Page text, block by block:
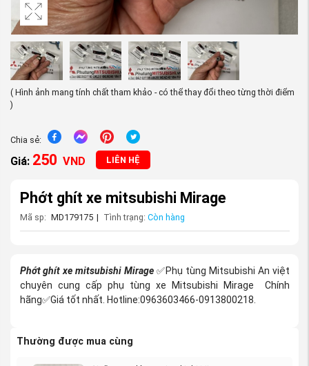
( Hình ảnh mang tính chất tham khảo - có thể thay đổi theo từng thời điểm
)
Chia sẻ:
Giá: 250 VND LIÊN HỆ
Phớt ghít xe mitsubishi Mirage
Mã sp: MD179175 | Tình trạng: Còn hàng
Phớt ghít xe mitsubishi Mirage ✅ Phụ tùng Mitsubishi An việt
chuyên cung cấp phụ tùng xe Mitsubishi Mirage
Chính
hãng✅Giá tốt nhất. Hotline:0963603466-0913800218.
Thường được mua cùng